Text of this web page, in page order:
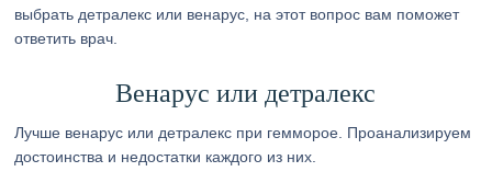
выбрать детралекс или венарус, на этот вопрос вам поможет
ответить врач.
Венарус или детралекс
Лучше венарус или детралекс при гемморое. Проанализируем
достоинства и недостатки каждого из них.